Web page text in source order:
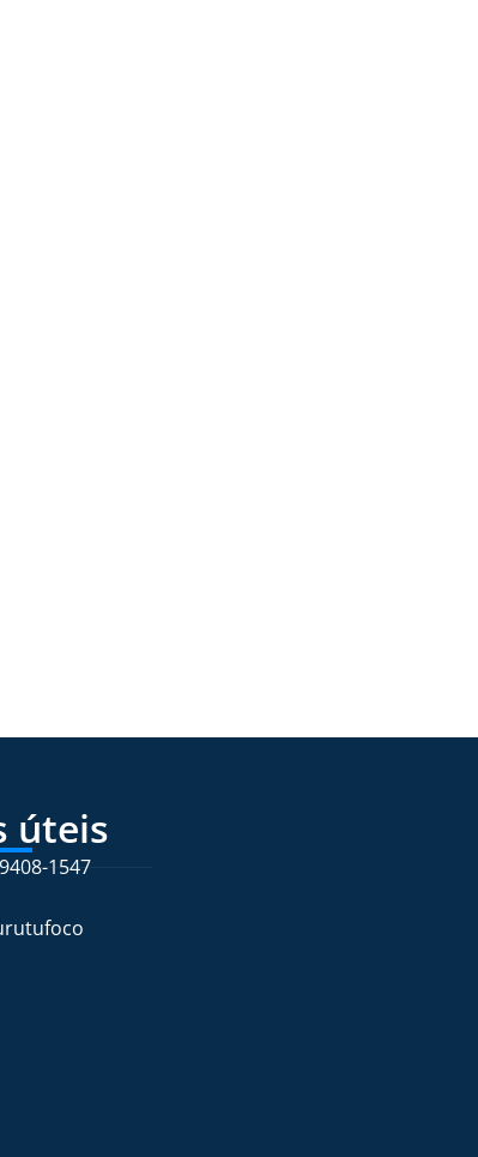
úteis
1547